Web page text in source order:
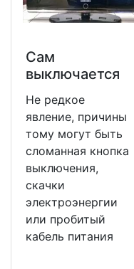
Сам
выключается
Не редкое
явление, причины
тому могут быть
сломанная кнопка
выключения,
скачки
электроэнергии
или пробитый
кабель питания